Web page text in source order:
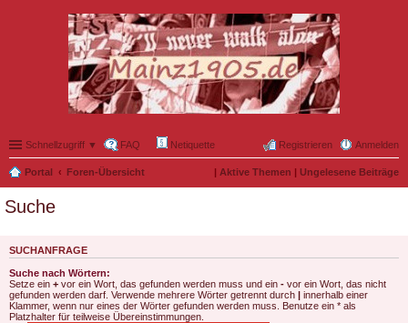
Schnellzugriff ▼ FAQ Netiquette Anmelden
Registrieren
Portal Foren-Übersicht | Aktive Themen | Ungelesene Beiträge
Suche
SUCHANFRAGE
Suche nach Wörtern:
Setze ein + vor ein Wort, das gefunden werden muss und ein - vor ein Wort, das nicht
gefunden werden darf. Verwende mehrere Wörter getrennt durch | innerhalb einer
Klammer, wenn nur eines der Wörter gefunden werden muss. Benutze ein * als
Platzhalter für teilweise Übereinstimmungen.